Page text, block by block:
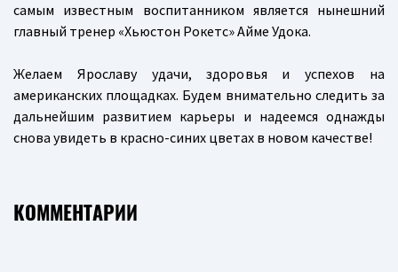
самым известным воспитанником является нынешний
главный тренер «Хьюстон Рокетс» Айме Удока.
Желаем Ярославу удачи, здоровья и успехов на
американских площадках. Будем внимательно следить за
дальнейшим развитием карьеры и надеемся однажды
снова увидеть в красно-синих цветах в новом качестве!
КОММЕНТАРИИ